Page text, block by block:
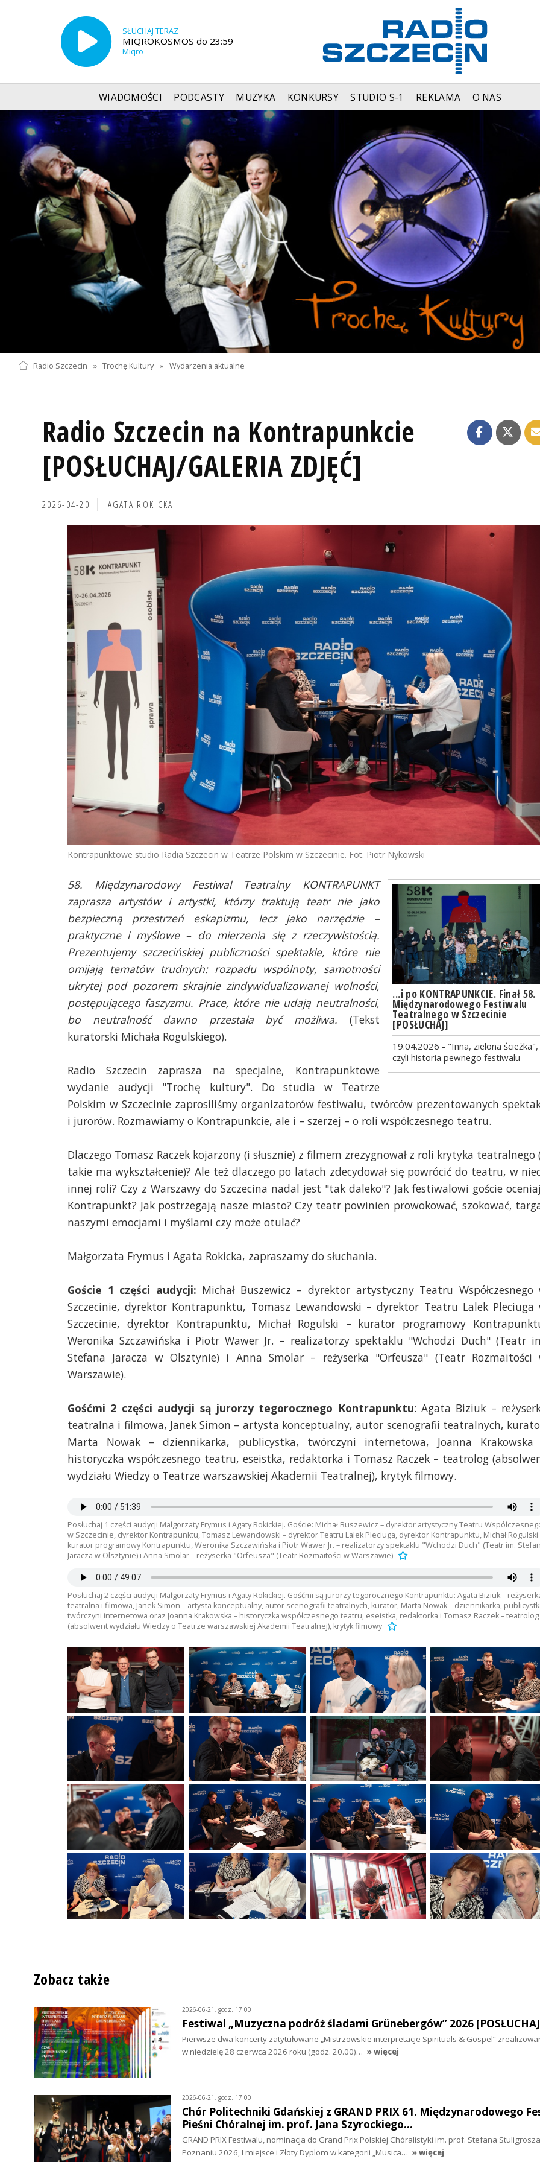
SŁUCHAJ TERAZ
MIQROKOSMOS do 23:59
Miqro
WIADOMOŚCI PODCASTY MUZYKA KONKURSY STUDIO S-1 REKLAMA O NAS
Radio Szczecin » Trochę Kultury » Wydarzenia aktualne
Radio Szczecin na Kontrapunkcie
[POSŁUCHAJ/GALERIA ZDJĘĆ]
2026-04-20 AGATA ROKICKA
Kontrapunktowe studio Radia Szczecin w Teatrze Polskim w Szczecinie. Fot. Piotr Nykowski
...i po KONTRAPUNKCIE. Finał 58.
Międzynarodowego Festiwalu
Teatralnego w Szczecinie
[POSŁUCHAJ]
19.04.2026 - "Inna, zielona ścieżka",
czyli historia pewnego festiwalu
58. Międzynarodowy Festiwal Teatralny KONTRAPUNKT
zaprasza artystów i artystki, którzy traktują teatr nie jako
bezpieczną przestrzeń eskapizmu, lecz jako narzędzie –
praktyczne i myślowe – do mierzenia się z rzeczywistością.
Prezentujemy szczecińskiej publiczności spektakle, które nie
omijają tematów trudnych: rozpadu wspólnoty, samotności
ukrytej pod pozorem skrajnie zindywidualizowanej wolności,
postępującego faszyzmu. Prace, które nie udają neutralności,
bo neutralność dawno przestała być możliwa. (Tekst
kuratorski Michała Rogulskiego).
Radio Szczecin zaprasza na specjalne, Kontrapunktowe
wydanie audycji "Trochę kultury". Do studia w Teatrze
Polskim w Szczecinie zaprosiliśmy organizatorów festiwalu, twórców prezentowanych
i jurorów. Rozmawiamy o Kontrapunkcie, ale i – szerzej – o roli współczesnego teatru.
Dlaczego Tomasz Raczek kojarzony (i słusznie) z filmem zrezygnował z roli krytyka teatralnego
takie ma wykształcenie)? Ale też dlaczego po latach zdecydował się powrócić do teatru, w
innej roli? Czy z Warszawy do Szczecina nadal jest "tak daleko"? Jak festiwalowi goście
Kontrapunkt? Jak postrzegają nasze miasto? Czy teatr powinien prowokować, szokować,
naszymi emocjami i myślami czy może otulać?
Małgorzata Frymus i Agata Rokicka, zapraszamy do słuchania.
Goście 1 części audycji: Michał Buszewicz – dyrektor artystyczny Teatru Współczesnego
Szczecinie, dyrektor Kontrapunktu, Tomasz Lewandowski – dyrektor Teatru Lalek Pleciuga
Szczecinie, dyrektor Kontrapunktu, Michał Rogulski – kurator programowy
Weronika Szczawińska i Piotr Wawer Jr. – realizatorzy spektaklu "Wchodzi Duch" (Teatr
Stefana Jaracza w Olsztynie) i Anna Smolar – reżyserka "Orfeusza" (Teatr Rozmaitości
Warszawie).
Gośćmi 2 części audycji są jurorzy tegorocznego Kontrapunktu: Agata Biziuk –
teatralna i filmowa, Janek Simon – artysta konceptualny, autor scenografii teatralnych,
Marta Nowak – dziennikarka, publicystka, twórczyni internetowa, Joanna Krakowska
historyczka współczesnego teatru, eseistka, redaktorka i Tomasz Raczek – teatrolog
wydziału Wiedzy o Teatrze warszawskiej Akademii Teatralnej), krytyk filmowy.
Posłuchaj 1 części audycji Małgorzaty Frymus i Agaty Rokickiej. Goście: Michał Buszewicz – dyrektor artystyczny Teatru
w Szczecinie, dyrektor Kontrapunktu, Tomasz Lewandowski – dyrektor Teatru Lalek Pleciuga, dyrektor Kontrapunktu, Michał Rogulski
kurator programowy Kontrapunktu, Weronika Szczawińska i Piotr Wawer Jr. – realizatorzy spektaklu "Wchodzi Duch" (Teatr im.
Jaracza w Olsztynie) i Anna Smolar – reżyserka "Orfeusza" (Teatr Rozmaitości w Warszawie)
Posłuchaj 2 części audycji Małgorzaty Frymus i Agaty Rokickiej. Gośćmi są jurorzy tegorocznego Kontrapunktu: Agata Biziuk –
teatralna i filmowa, Janek Simon – artysta konceptualny, autor scenografii teatralnych, kurator, Marta Nowak – dziennikarka,
twórczyni internetowa oraz Joanna Krakowska – historyczka współczesnego teatru, eseistka, redaktorka i Tomasz Raczek – teatrolog
(absolwent wydziału Wiedzy o Teatrze warszawskiej Akademii Teatralnej), krytyk filmowy
Zobacz także
2026-06-21, godz. 17:00
Festiwal „Muzyczna podróż śladami Grünebergów” 2026
Pierwsze dwa koncerty zatytułowane „Mistrzowskie interpretacje Spirituals & Gospel”
w niedzielę 28 czerwca 2026 roku (godz. 20.00)… » więcej
2026-06-21, godz. 17:00
Chór Politechniki Gdańskiej z GRAND PRIX 61. Międzynarodowego
Pieśni Chóralnej im. prof. Jana Szyrockiego…
GRAND PRIX Festiwalu, nominacja do Grand Prix Polskiej Chóralistyki im. prof. Stefana
Poznaniu 2026, I miejsce i Złoty Dyplom w kategorii „Musica… » więcej